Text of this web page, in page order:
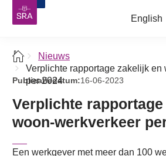
English
Nieuws
Verplichte rapportage zakelijk en
per 2024
Publicatiedatum:16-06-2023
Verplichte
woon-werkverkeer
Een werkgever met meer dan 100